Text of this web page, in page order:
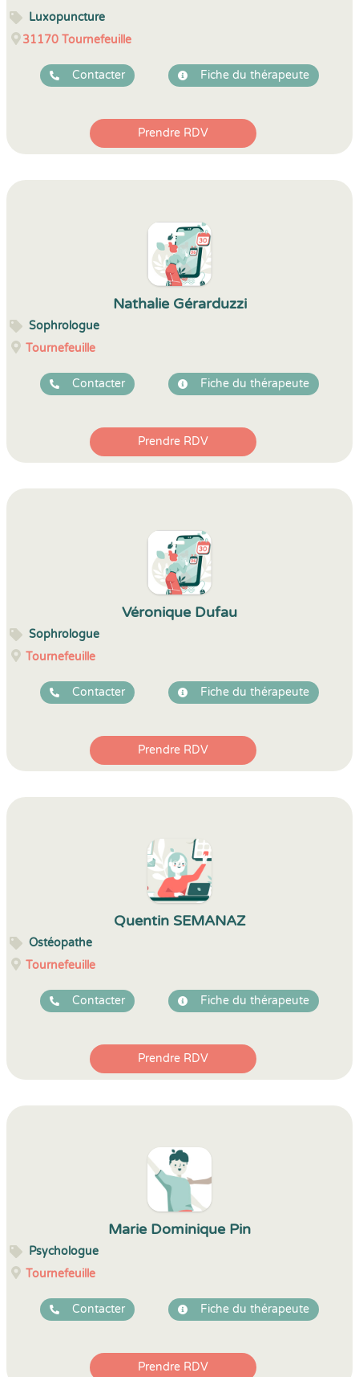
Luxopuncture
31170 Tournefeuille
Contacter Fiche du thérapeute
Prendre RDV
Nathalie Gérarduzzi
Sophrologue
Tournefeuille
Contacter Fiche du thérapeute
Prendre RDV
Véronique Dufau
Sophrologue
Tournefeuille
Contacter Fiche du thérapeute
Prendre RDV
Quentin SEMANAZ
Ostéopathe
Tournefeuille
Contacter Fiche du thérapeute
Prendre RDV
Marie Dominique Pin
Psychologue
Tournefeuille
Contacter Fiche du thérapeute
Prendre RDV